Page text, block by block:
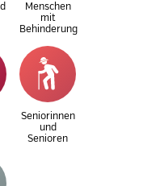
Menschen
mit
Behinderung
Seniorinnen
und
Senioren